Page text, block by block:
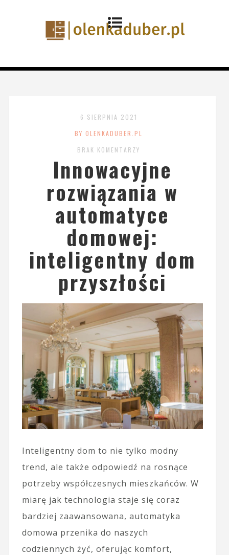
6 SIERPNIA 2021
BY OLENKADUBER.PL
BRAK KOMENTARZY
Innowacyjne
rozwiązania w
automatyce
domowej:
inteligentny dom
przyszłości
Inteligentny dom to nie tylko modny
trend, ale także odpowiedź na rosnące
potrzeby współczesnych mieszkańców. W
miarę jak technologia staje się coraz
bardziej zaawansowana, automatyka
domowa przenika do naszych
codziennych żyć, oferując komfort,